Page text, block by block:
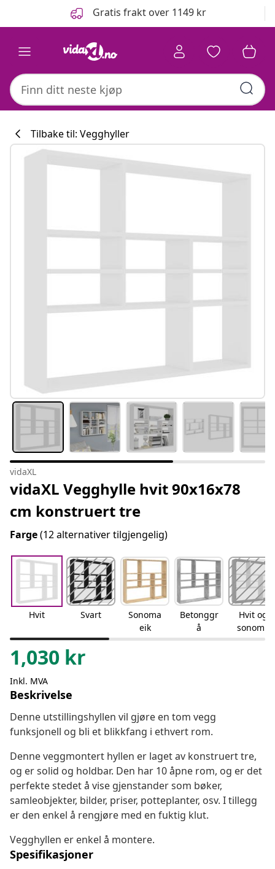
Gratis frakt over 1149 kr
Tilbake til: Vegghyller
vidaXL
vidaXL Vegghylle hvit 90x16x78
cm konstruert tre
Farge(12 alternativer tilgjengelig)
Hvit Svart
Sonoma
eik
Betonggr
å
Hvit og
sonoma
eik
1,030 kr
Inkl. MVA
Beskrivelse
Denne utstillingshyllen vil gjøre en tom vegg
funksjonell og bli et blikkfang i ethvert rom.
Denne veggmontert hyllen er laget av konstruert tre,
og er solid og holdbar. Den har 10 åpne rom, og er det
perfekte stedet å vise gjenstander som bøker,
samleobjekter, bilder, priser, potteplanter, osv. I tillegg
er den enkel å rengjøre med en fuktig klut.
Vegghyllen er enkel å montere.
Spesifikasjoner